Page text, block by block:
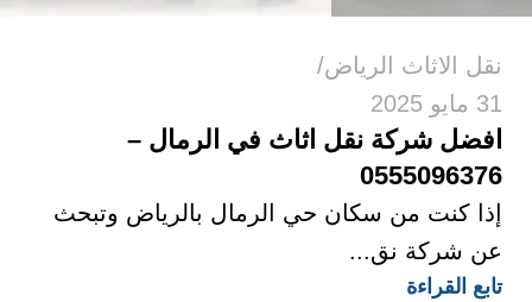
نقل الاثاث الرياض
31 مايو 2025
افضل شركة نقل اثاث في الرمال –
0555096376
إذا كنت من سكان حي الرمال بالرياض وتبحث
عن شركة نق...
تابع القراءة